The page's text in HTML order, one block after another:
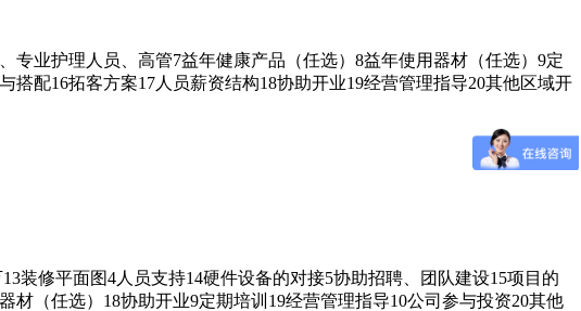
业护理人员、高管7益年健康产品（任选）8益年使用器材（任选）9定
配16拓客方案17人员薪资结构18协助开业19经营管理指导20其他区域开
装修平面图4人员支持14硬件设备的对接5协助招聘、团队建设15项目的
（任选）18协助开业9定期培训19经营管理指导10公司参与投资20其他